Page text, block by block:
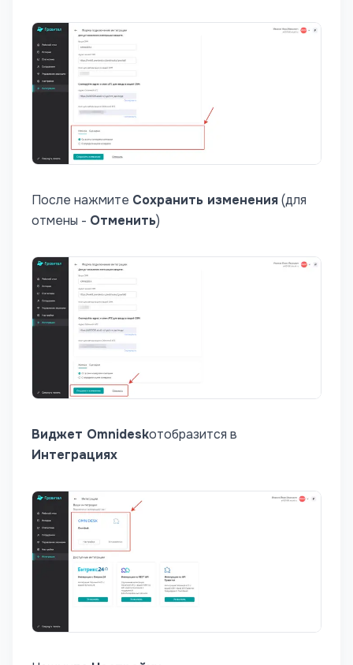
После нажмите Сохранить изменения(для
отмены - Отменить)
Виджет Omnideskотобразится в
Интеграциях